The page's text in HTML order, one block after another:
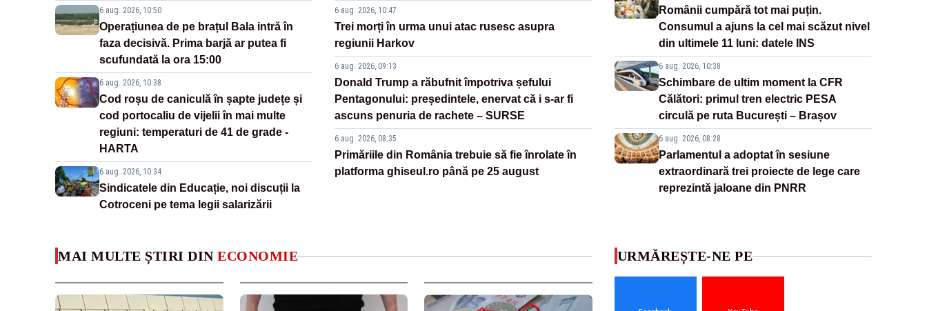
6 aug. 2026, 10:50
Operațiunea de pe brațul Bala intră în
faza decisivă. Prima barjă ar putea fi
scufundată la ora 15:00
6 aug. 2026, 10:38
Cod roșu de caniculă în șapte județe și
cod portocaliu de vijelii în mai multe
regiuni: temperaturi de 41 de grade -
HARTA
6 aug. 2026, 10:34
Sindicatele din Educație, noi discuții la
Cotroceni pe tema legii salarizării
6 aug. 2026, 10:47
Trei morți în urma unui atac rusesc asupra
regiunii Harkov
6 aug. 2026, 09:13
Donald Trump a răbufnit împotriva șefului
Pentagonului: președintele, enervat că i s-ar fi
ascuns penuria de rachete – SURSE
6 aug. 2026, 08:35
Primăriile din România trebuie să fie înrolate în
platforma ghiseul.ro până pe 25 august
Românii cumpără tot mai puțin.
Consumul a ajuns la cel mai scăzut nivel
din ultimele 11 luni: datele INS
6 aug. 2026, 10:38
Schimbare de ultim moment la CFR
Călători: primul tren electric PESA
circulă pe ruta București – Brașov
6 aug. 2026, 08:28
Parlamentul a adoptat în sesiune
extraordinară trei proiecte de lege care
reprezintă jaloane din PNRR
MAI MULTE ȘTIRI DIN ECONOMIE URMĂREȘTE-NE PE